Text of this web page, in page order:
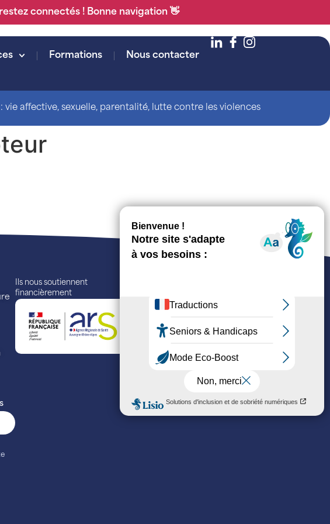
connectés ! Bonne navigation 👋
Formations Nous contacter
affective, sexuelle, parentalité, lutte contre les violences
Ils nous soutiennent
financièrement